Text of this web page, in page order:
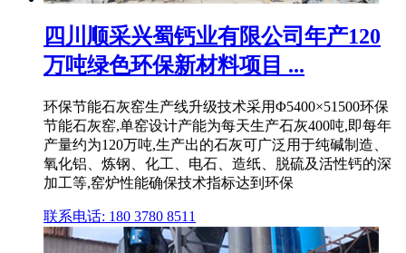
四川顺采兴蜀钙业有限公司年产120
万吨绿色环保新材料项目 ...
环保节能石灰窑生产线升级技术采用Φ5400×51500环保
节能石灰窑,单窑设计产能为每天生产石灰400吨,即每年
产量约为120万吨,生产出的石灰可广泛用于纯碱制造、
氧化铝、炼钢、化工、电石、造纸、脱硫及活性钙的深
加工等,窑炉性能确保技术指标达到环保
联系电话: 180 3780 8511